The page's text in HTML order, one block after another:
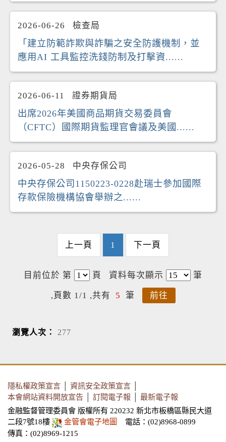
2026-06-26 檢查局
「建立防範詐欺與詐騙之安全防護機制，並
應用AI 工具監控洗錢防制及打擊資......
2026-06-11 證券期貨局
出席2026年美國商品期貨交易委員會
（CFTC）國際期貨監理官會議及美國......
2026-05-28 中央存保公司
中央存保公司1150223-0228赴瑞士參加國際
存款保險機構協會舉辦之......
上一頁 1 下一頁
目前位於 第 頁 資料每次顯示 筆
,頁數 1/1 ,共有 5 筆 前往
瀏覽人次： 277
隱私權政策宣言 資訊安全政策宣言
本會網站資料開放宣告
訂閱電子報
最新電子報
金融監督管理委員會 版權所有 220232 新北市板橋區縣民大道
二段7號18樓
金管會電子地圖
電話：(02)8968-0899
傳真：(02)8969-1215